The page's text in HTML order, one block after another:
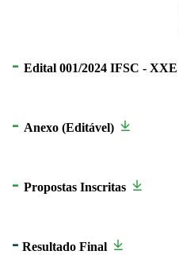
- Edital 001/2024 IFSC - XXE
- Anexo (Editável)
- Propostas Inscritas
- Resultado Final